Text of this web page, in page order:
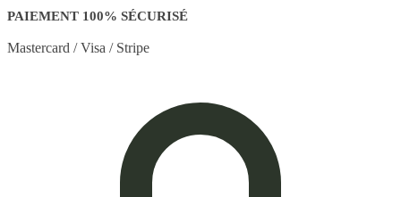
PAIEMENT 100% SÉCURISÉ
Mastercard / Visa / Stripe